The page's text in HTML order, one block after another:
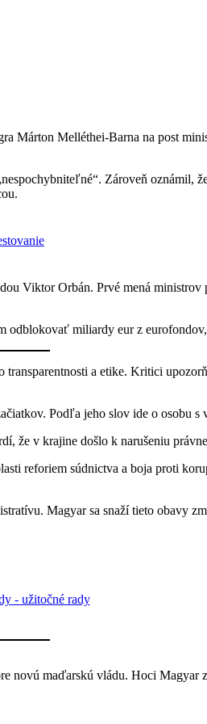
Melléthei-Barna na post
Zároveň oznámil,
Viktor Orbán. Prvé mená
miliardy eur z
a etike. Kritici
Podľa jeho slov ide o osobu
že v krajine došlo k narušeniu
reforiem súdnictva a boja proti
Magyar sa snaží tieto obavy
maďarskú vládu. Hoci Magyar